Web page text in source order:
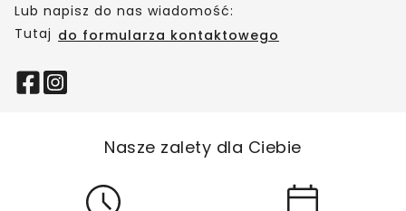
Lub napisz do nas wiadomość:
Tutaj do formularza kontaktowego
Nasze zalety dla Ciebie